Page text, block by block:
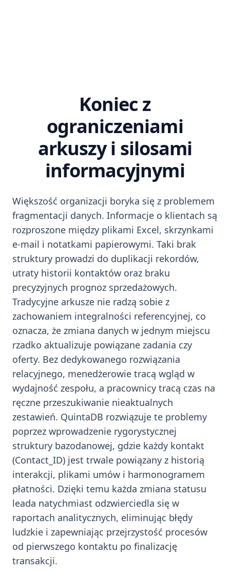
Koniec z
ograniczeniami
arkuszy i silosami
informacyjnymi
Większość organizacji boryka się z problemem
fragmentacji danych. Informacje o klientach są
rozproszone między plikami Excel, skrzynkami
e-mail i notatkami papierowymi. Taki brak
struktury prowadzi do duplikacji rekordów,
utraty historii kontaktów oraz braku
precyzyjnych prognoz sprzedażowych.
Tradycyjne arkusze nie radzą sobie z
zachowaniem integralności referencyjnej, co
oznacza, że zmiana danych w jednym miejscu
rzadko aktualizuje powiązane zadania czy
oferty. Bez dedykowanego rozwiązania
relacyjnego, menedżerowie tracą wgląd w
wydajność zespołu, a pracownicy tracą czas na
ręczne przeszukiwanie nieaktualnych
zestawień. QuintaDB rozwiązuje te problemy
poprzez wprowadzenie rygorystycznej
struktury bazodanowej, gdzie każdy kontakt
(Contact_ID) jest trwale powiązany z historią
interakcji, plikami umów i harmonogramem
płatności. Dzięki temu każda zmiana statusu
leada natychmiast odzwierciedla się w
raportach analitycznych, eliminując błędy
ludzkie i zapewniając przejrzystość procesów
od pierwszego kontaktu po finalizację
transakcji.